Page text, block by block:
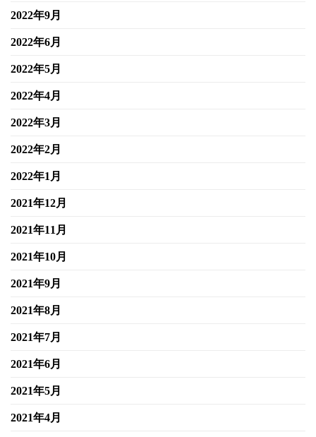
2022年9月
2022年6月
2022年5月
2022年4月
2022年3月
2022年2月
2022年1月
2021年12月
2021年11月
2021年10月
2021年9月
2021年8月
2021年7月
2021年6月
2021年5月
2021年4月